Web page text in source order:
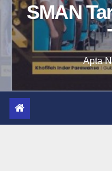
SMAN
Apta